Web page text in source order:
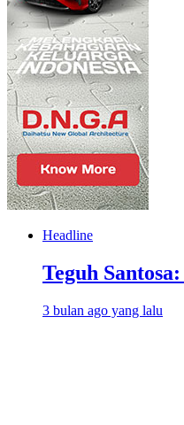
Headline
Teguh
3 bulan ago yang lalu